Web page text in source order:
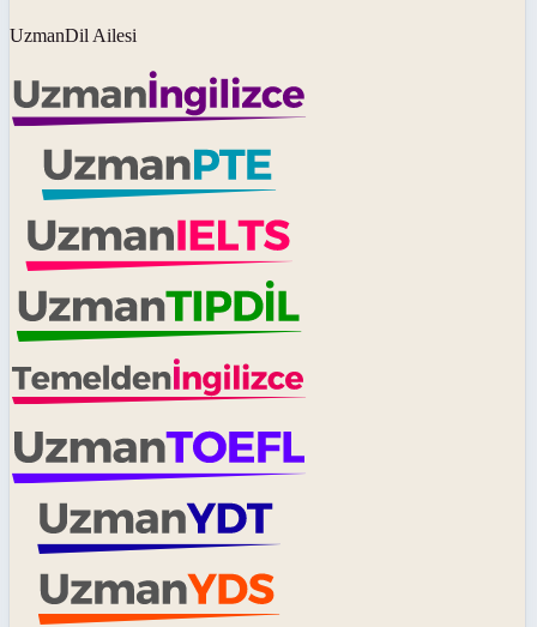
UzmanDil Ailesi